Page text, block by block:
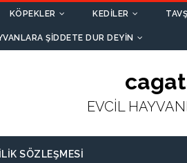
KÖPEKLER KEDILER
ŞIDDETE DUR DEYIN
EVCİL
SÖZLEŞMESI